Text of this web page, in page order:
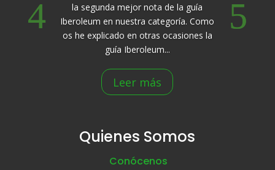
la segunda mejor nota de la guía
Iberoleum en nuestra categoría. Como
os he explicado en otras ocasiones la
guía Iberoleum...
Leer más
Quienes Somos
Conócenos